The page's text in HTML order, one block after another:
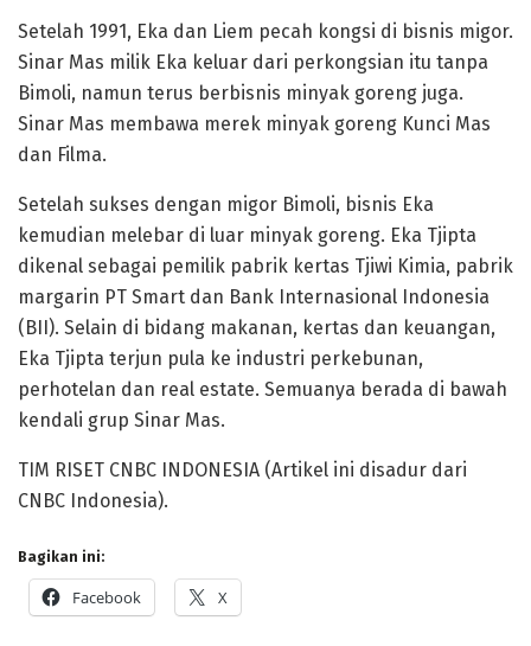
Setelah 1991, Eka dan Liem pecah kongsi di bisnis migor.
Sinar Mas milik Eka keluar dari perkongsian itu tanpa
Bimoli, namun terus berbisnis minyak goreng juga.
Sinar Mas membawa merek minyak goreng Kunci Mas
dan Filma.
Setelah sukses dengan migor Bimoli, bisnis Eka
kemudian melebar di luar minyak goreng. Eka Tjipta
dikenal sebagai pemilik pabrik kertas Tjiwi Kimia, pabrik
margarin PT Smart dan Bank Internasional Indonesia
(BII). Selain di bidang makanan, kertas dan keuangan,
Eka Tjipta terjun pula ke industri perkebunan,
perhotelan dan real estate. Semuanya berada di bawah
kendali grup Sinar Mas.
TIM RISET CNBC INDONESIA (Artikel ini disadur dari
CNBC Indonesia).
Bagikan ini:
Facebook X